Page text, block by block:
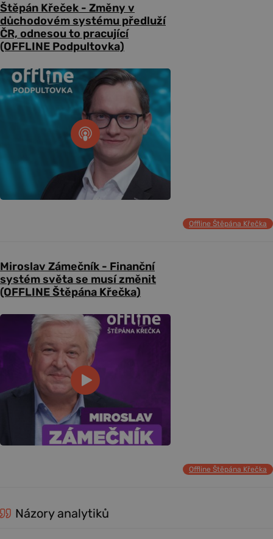
Štěpán Křeček - Změny v
důchodovém systému předluží
ČR, odnesou to pracující
(OFFLINE Podpultovka)
Offline Štěpána Křečka
Miroslav Zámečník - Finanční
systém světa se musí změnit
(OFFLINE Štěpána Křečka)
Offline Štěpána Křečka
Názory analytiků